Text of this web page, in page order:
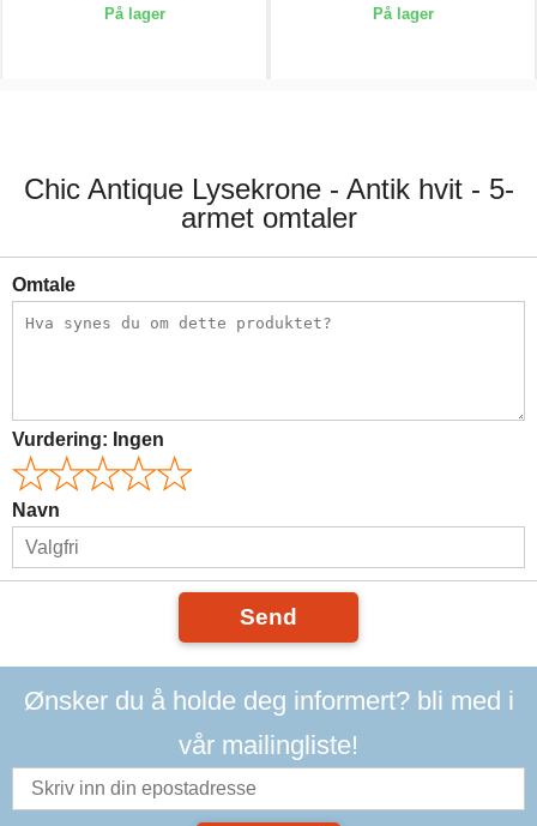
På lager På lager
Chic Antique Lysekrone - Antik hvit - 5-
armet omtaler
Omtale
Vurdering: Ingen
Navn
Send
Ønsker du å holde deg informert? bli med i
vår mailingliste!